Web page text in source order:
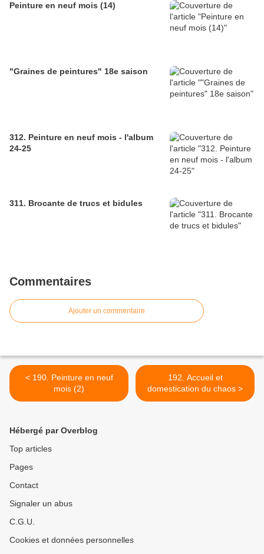
Peinture en neuf mois (14)
"Graines de peintures" 18e saison
312. Peinture en neuf mois - l'album
24-25
311. Brocante de trucs et bidules
Commentaires
Ajouter un commentaire
< 190. Peinture en neuf
mois (2)
192. Accueil et
domestication du chaos >
Hébergé par Overblog
Top articles
Pages
Contact
Signaler un abus
C.G.U.
Cookies et données personnelles